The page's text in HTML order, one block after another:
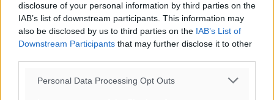
disclosure of your personal information by third parties on the
IAB’s list of downstream participants. This information may
also be disclosed by us to third parties on the IAB’s List of
Downstream Participants that may further disclose it to other
Personal Data Processing Opt Outs
της ΔΕΘ
Ειδήσεις • πριν 23 ώρες
επιστημονικό ενδιαφέρον